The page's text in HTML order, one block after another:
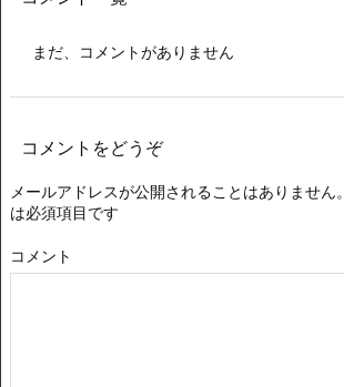
まだ、コメントがありません
コメントをどうぞ
メールアドレスが公開されることはありません。
は必須項目です
コメント